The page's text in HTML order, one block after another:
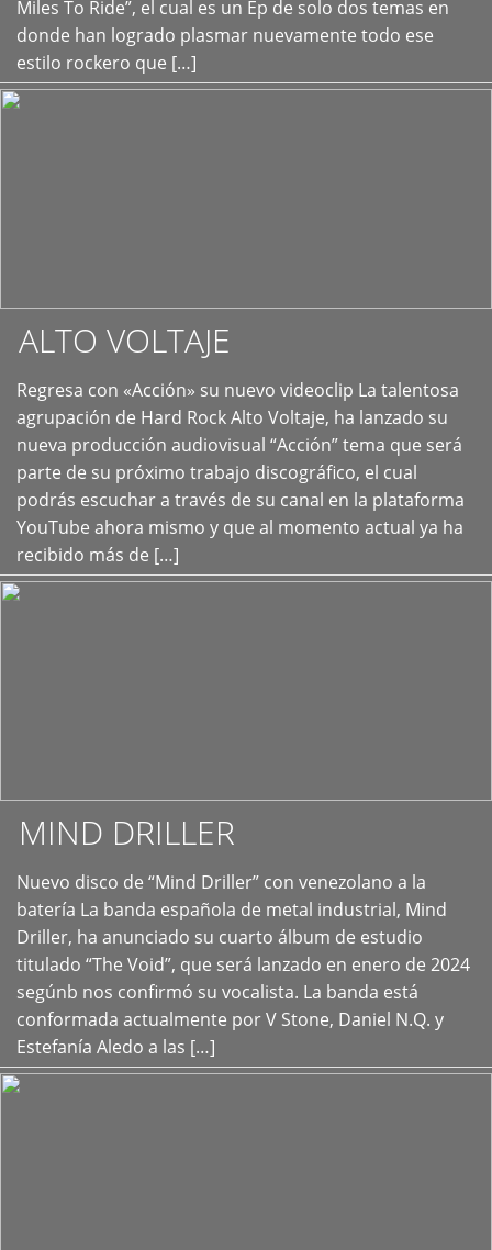
Miles To Ride”, el cual es un Ep de solo dos temas en
donde han logrado plasmar nuevamente todo ese
estilo rockero que […]
ALTO VOLTAJE
Regresa con «Acción» su nuevo videoclip La talentosa
agrupación de Hard Rock Alto Voltaje, ha lanzado su
nueva producción audiovisual “Acción” tema que será
parte de su próximo trabajo discográfico, el cual
podrás escuchar a través de su canal en la plataforma
YouTube ahora mismo y que al momento actual ya ha
recibido más de […]
+
MIND DRILLER
Nuevo disco de “Mind Driller” con venezolano a la
batería La banda española de metal industrial, Mind
Driller, ha anunciado su cuarto álbum de estudio
titulado “The Void”, que será lanzado en enero de 2024
segúnb nos confirmó su vocalista. La banda está
conformada actualmente por V Stone, Daniel N.Q. y
Estefanía Aledo a las […]
+